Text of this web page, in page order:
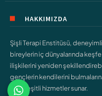
HAKKIMIZDA
Şişli Terapi Enstitüsü,
bireylerin iç dünyalarında
ilişkilerini yeniden
gençlerin kendilerini
gibi çeşitli hizmetler sunar.